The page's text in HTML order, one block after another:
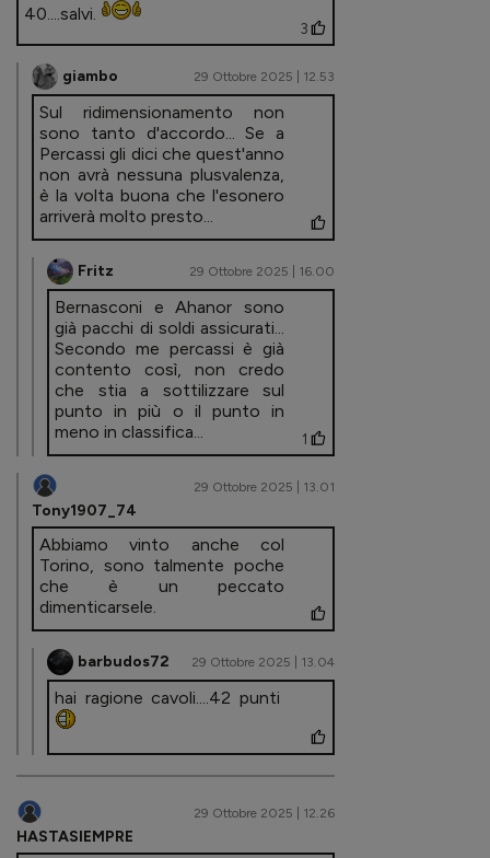
40....salvi.
3
giambo 29 Ottobre 2025 | 12.53
Sul ridimensionamento non
sono tanto d'accordo... Se a
Percassi gli dici che quest'anno
non avrà nessuna plusvalenza,
è la volta buona che l'esonero
arriverà molto presto...
Fritz 29 Ottobre 2025 | 16.00
Bernasconi e Ahanor sono
già pacchi di soldi assicurati...
Secondo me percassi è già
contento così, non credo
che stia a sottilizzare sul
punto in più o il punto in
meno in classifica...
1
Tony1907_74
29 Ottobre 2025 | 13.01
Abbiamo vinto anche col
Torino, sono talmente poche
che è un peccato
dimenticarsele.
barbudos72 29 Ottobre 2025 | 13.04
hai ragione cavoli....42 punti
HASTASIEMPRE
29 Ottobre 2025 | 12.26